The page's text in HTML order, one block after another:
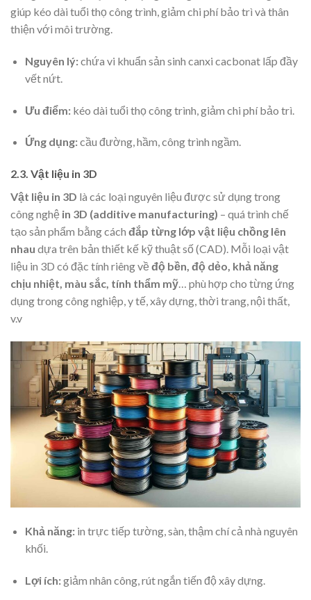
giúp kéo dài tuổi thọ công trình, giảm chi phí bảo trì và thân
thiện với môi trường.
Nguyên lý:chứa vi khuẩn sản sinh canxi cacbonat lấp đầy
vết nứt.
Ưu điểm:kéo dài tuổi thọ công trình, giảm chi phí bảo trì.
Ứng dụng:cầu đường, hầm, công trình ngầm.
2.3. Vật liệu in 3D
Vật liệu in 3D là các loại nguyên liệu được sử dụng trong
công nghệ in 3D (additive manufacturing) – quá trình chế
tạo sản phẩm bằng cách đắp từng lớp vật liệu chồng lên
nhau dựa trên bản thiết kế kỹ thuật số (CAD). Mỗi loại vật
liệu in 3D có đặc tính riêng về độ bền, độ dẻo, khả năng
chịu nhiệt, màu sắc, tính thẩm mỹ… phù hợp cho từng ứng
dụng trong công nghiệp, y tế, xây dựng, thời trang, nội thất,
v.v
Khả năng:in trực tiếp tường, sàn, thậm chí cả nhà nguyên
khối.
Lợi ích:giảm nhân công, rút ngắn tiến độ xây dựng.